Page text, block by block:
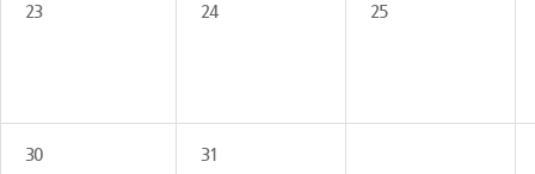
23 24 25
30 31